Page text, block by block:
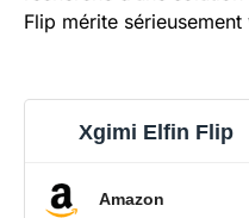
Flip mérite
Xgimi Elfin Flip
Amazon